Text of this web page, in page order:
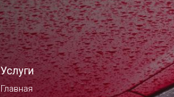
Услуги
Главная